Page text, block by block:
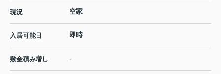
現況 空家
入居可能日 即時
敷金積み増し -